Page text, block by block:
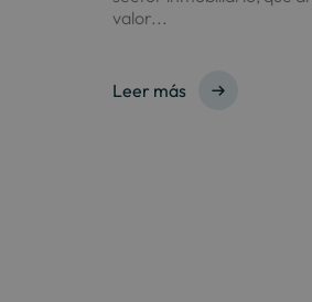
valor...
Leer más